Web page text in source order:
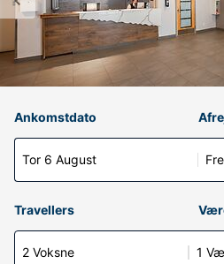
Ankomstdato
Tor 6 August
Travellers
2 Voksne 1